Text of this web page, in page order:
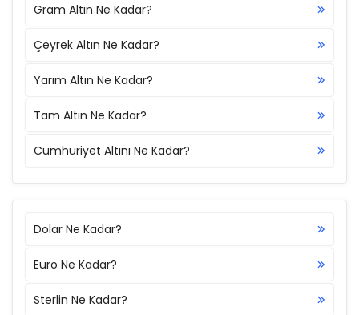
Gram Altın Ne Kadar?
Çeyrek Altın Ne Kadar?
Yarım Altın Ne Kadar?
Tam Altın Ne Kadar?
Cumhuriyet Altını Ne Kadar?
Dolar Ne Kadar?
Euro Ne Kadar?
Sterlin Ne Kadar?